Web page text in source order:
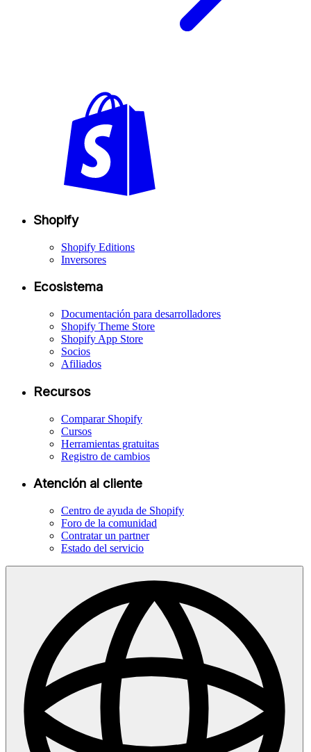
Shopify
Shopify Editions
Inversores
Ecosistema
Documentación para desarrolladores
Shopify Theme Store
Shopify App Store
Socios
Afiliados
Recursos
Comparar Shopify
Cursos
Herramientas gratuitas
Registro de cambios
Atención al cliente
Centro de ayuda de Shopify
Foro de la comunidad
Contratar un partner
Estado del servicio